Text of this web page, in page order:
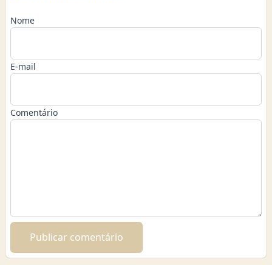
Nome
E-mail
Comentário